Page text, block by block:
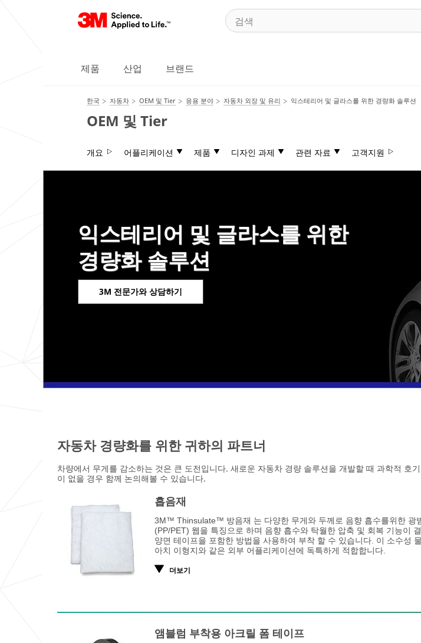
제품 산업 브랜드
한국 자동차 OEM 및 Tier 응용 분야 자동차 외장 및 유리 익스테리어 및 글라스를 위한 경량화 솔루션
OEM 및 Tier
개요 어플리케이션 제품 디자인 과제 관련 자료 고객지원
익스테리어 및 글라스를 위한
경량화 솔루션
3M 전문가와 상담하기
자동차 경량화를 위한 귀하의 파트너
차량에서 무게를 감소하는 것은 큰 도전입니다. 새로운 자동차 경량 솔루션을 개발할 때 과학적
이 없을 경우 함께 논의해볼 수 있습니다.
흡음재
3M™ Thinsulate™ 방음재 는 다양한 무게와 두께로 음향 흡수를위한 광
(PP/PET) 웹을 특징으로 하며 음향 흡수와 탁월한 압축 및 회복 기능이
양면 테이프을 포함한 방법을 사용하여 부착 할 수 있습니다. 이 소수성
아치 이형지와 같은 외부 어플리케이션에 독특하게 적합합니다.
더보기
앰블럼 부착용 아크릴 폼 테이프